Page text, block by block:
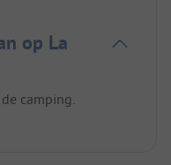
op La
camping.